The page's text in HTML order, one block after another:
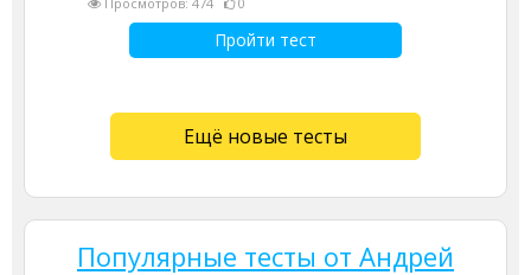
Пройти тест
Ещё новые тесты
Популярные тесты от Андрей